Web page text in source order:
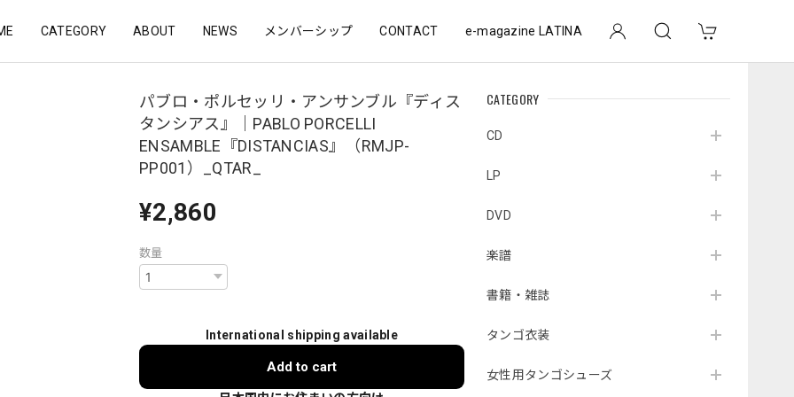
CATEGORY ABOUT NEWS メンバーシップ CONTACT e-magazine LATINA
CATEGORY
CD
LP
DVD
楽譜
書籍・雑誌
タンゴ衣装
女性用タンゴシューズ
パブロ・ポルセッリ・アンサンブル『ディス
タンシアス』｜PABLO PORCELLI
ENSAMBLE『DISTANCIAS』（RMJP-
PP001）_QTAR_
¥2,860
数量
International shipping available
Add to cart